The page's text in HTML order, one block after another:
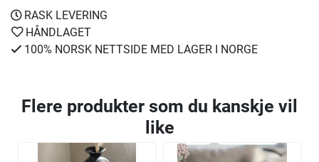
RASK LEVERING
HÅNDLAGET
100% NORSK NETTSIDE MED LAGER I NORGE
Flere produkter som du kanskje vil
like